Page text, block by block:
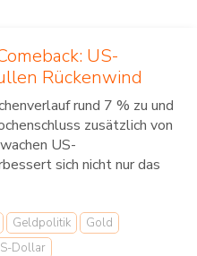
US-
Rückenwind
rund 7 % zu und
zusätzlich von
US-
sich nicht nur das
Geldpolitik
Gold
Dollar